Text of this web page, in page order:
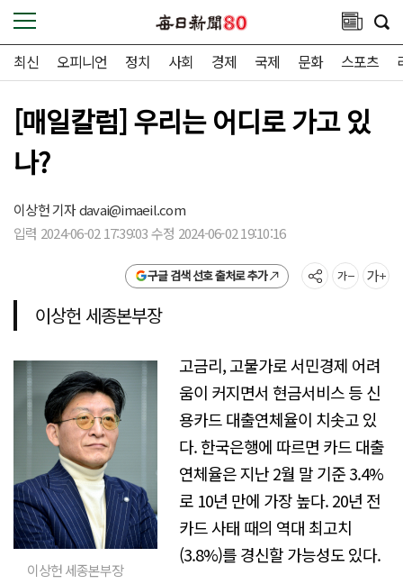
최신 오피니언 정치 사회 경제 국제 문화 스포츠
[매일칼럼] 우리는 어디로 가고 있
나?
이상헌 기자davai@imaeil.com
입력 2024-06-02 17:39:03 수정 2024-06-02 19:10:16
구글 검색 선호 출처로 추가
이상헌 세종본부장
이상헌 세종본부장
고금리, 고물가로 서민경제 어려
움이 커지면서 현금서비스 등 신
용카드 대출연체율이 치솟고 있
다. 한국은행에 따르면 카드 대출
연체율은 지난 2월 말 기준 3.4%
로 10년 만에 가장 높다. 20년 전
카드 사태 때의 역대 최고치
(3.8%)를 경신할 가능성도 있다.